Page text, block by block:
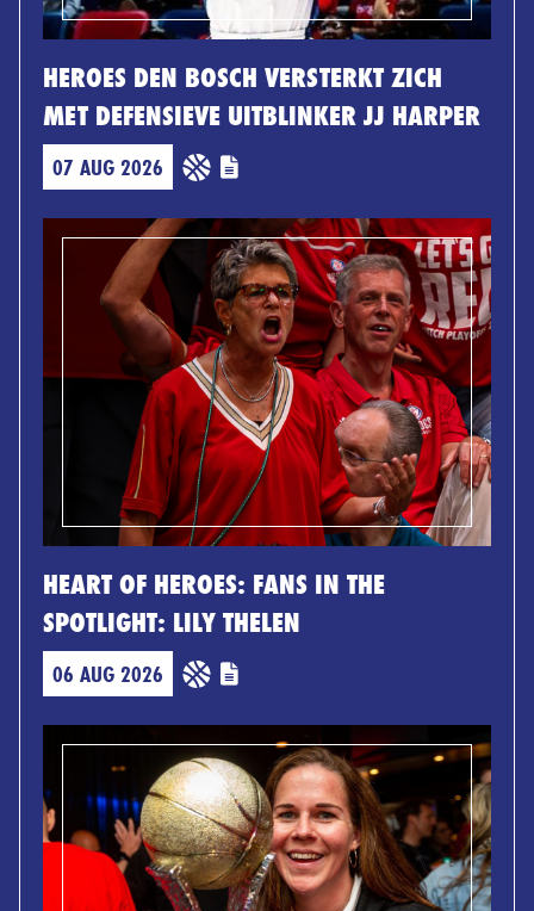
HEROES DEN BOSCH VERSTERKT ZICH
MET DEFENSIEVE UITBLINKER JJ HARPER
07 AUG 2026
HEART OF HEROES: FANS IN THE
SPOTLIGHT: LILY THELEN
06 AUG 2026